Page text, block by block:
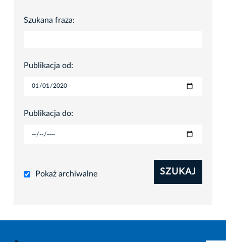
Szukana fraza:
Publikacja od:
Publikacja do:
Pokaż archiwalne SZUKAJ